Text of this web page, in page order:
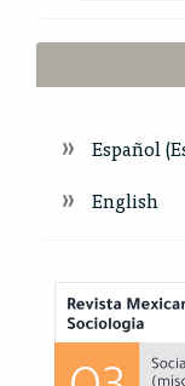
Español
English
Index